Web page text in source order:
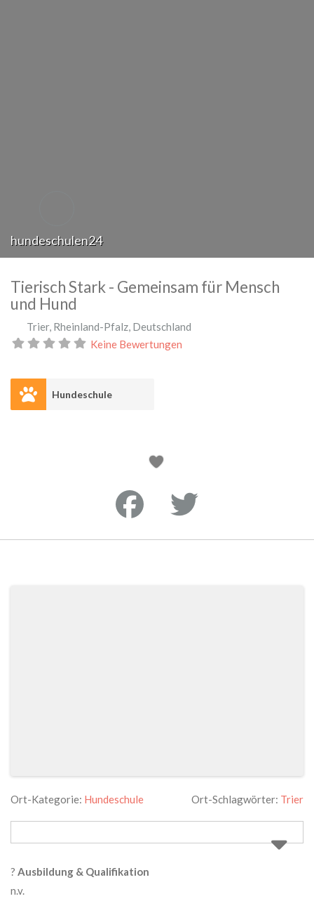
hundeschulen24
Tierisch Stark - Gemeinsam für Mensch
und Hund
Trier, Rheinland-Pfalz, Deutschland
Keine Bewertungen
Hundeschule
Ort-Kategorie: Hundeschule Ort-Schlagwörter: Trier
?Ausbildung & Qualifikation
n.v.